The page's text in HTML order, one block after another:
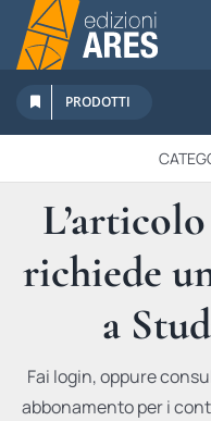
Salta
contenuto
Chi Siamo
Sostienici
Abbonamenti
Promozioni
Newsletter
PRODOTTI
IN
richiede
a
Fai login, oppure
abbonamento per i